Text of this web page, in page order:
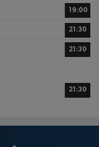
19:00
21:30
21:30
21:30